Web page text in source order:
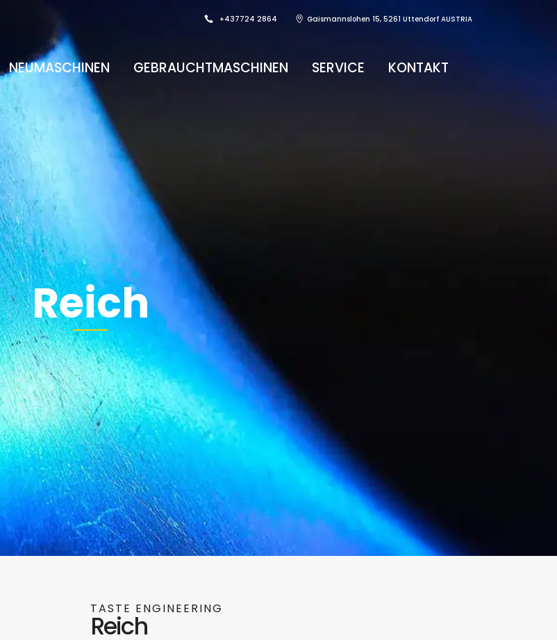
+437724 2864 Gaismannslohen 15, 5261 Uttendorf AUSTRIA
NEUMASCHINEN GEBRAUCHTMASCHINEN SERVICE KONTAKT
Reich
TASTE ENGINEERING
Reich